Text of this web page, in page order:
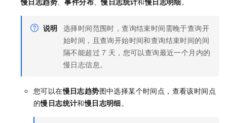
说明 选择时间范围时，查询结束时间需晚于查询开
始时间，且查询开始时间和查询结束时间的间
隔不能超过 7 天，您可以查询最近一个月内的
慢日志信息。
您可以在慢日志趋势图中选择某个时间点，查看该时间点
的慢日志统计和慢日志明细。